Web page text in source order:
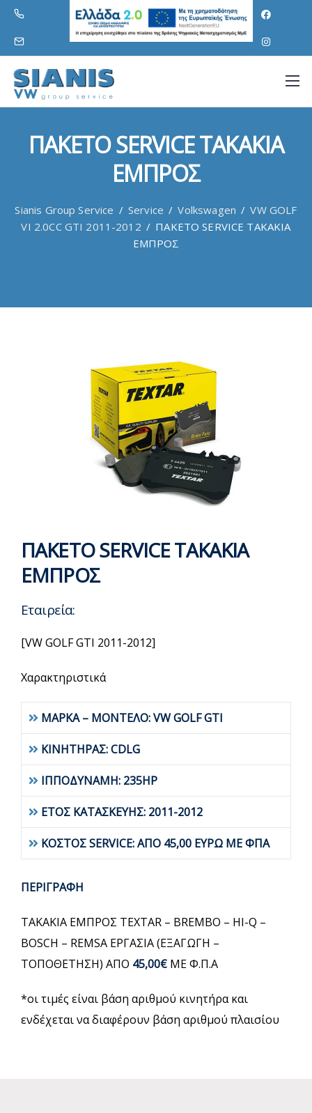
ΠΑΚΕΤΟ SERVICE ΤΑΚΑΚΙΑ
ΕΜΠΡΟΣ
Sianis Group Service / Service / Volkswagen / VW GOLF
VI 2.0CC GTI 2011-2012 / ΠΑΚΕΤΟ SERVICE ΤΑΚΑΚΙΑ
ΕΜΠΡΟΣ
ΠΑΚΕΤΟ SERVICE ΤΑΚΑΚΙΑ
ΕΜΠΡΟΣ
Εταιρεία:
[VW GOLF GTI 2011-2012]
Χαρακτηριστικά
ΜΑΡΚΑ – ΜΟΝΤΕΛΟ: VW GOLF GTI
ΚΙΝΗΤΗΡΑΣ: CDLG
ΙΠΠΟΔΥΝΑΜΗ: 235HP
ΕΤΟΣ ΚΑΤΑΣΚΕΥΗΣ: 2011-2012
ΚΟΣΤΟΣ SERVICE: ΑΠΟ 45,00 ΕΥΡΩ ΜΕ ΦΠΑ
ΠΕΡΙΓΡΑΦΗ
ΤΑΚΑΚΙΑ ΕΜΠΡΟΣ TEXTAR – BREMBO – HI-Q –
BOSCH – REMSA ΕΡΓΑΣΙΑ (ΕΞΑΓΩΓΗ –
ΤΟΠΟΘΕΤΗΣΗ) ΑΠΟ 45,00€ ΜΕ Φ.Π.Α
*οι τιμές είναι βάση αριθμού κινητήρα και
ενδέχεται να διαφέρουν βάση αριθμού πλαισίου